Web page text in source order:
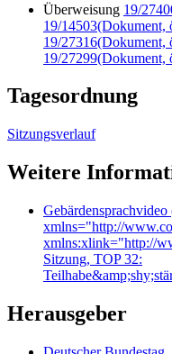
Überweisung 19/
19/14503(Dokument,
19/27316(Dokument,
19/27299(Dokument,
Tagesordnung
Sitzungsverlauf
Weitere
xmlns="http://
xmlns:xlink="http://
Sitzung, TOP 32:
Herausgeber